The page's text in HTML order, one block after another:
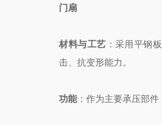
门扇
材料与工艺 ：采用平钢
击、抗变形能力。
功能 ：作为主要承压部